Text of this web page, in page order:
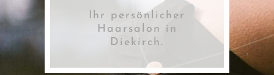
Ihr persönlicher
Haarsalon in
Diekirch.